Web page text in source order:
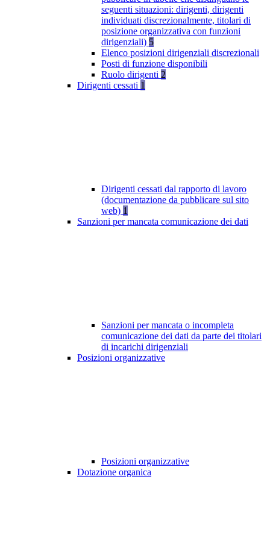
seguenti situazioni: dirigenti, dirigenti
individuati discrezionalmente, titolari di
posizione organizzativa con funzioni
dirigenziali) 5
Elenco posizioni dirigenziali discrezionali
Posti di funzione disponibili
Ruolo dirigenti 2
Dirigenti cessati 1
Dirigenti cessati dal rapporto di lavoro
(documentazione da pubblicare sul sito
web) 1
Sanzioni per mancata comunicazione dei dati
Sanzioni per mancata o incompleta
comunicazione dei dati da parte dei titolari
di incarichi dirigenziali
Posizioni organizzative
Posizioni organizzative
Dotazione organica